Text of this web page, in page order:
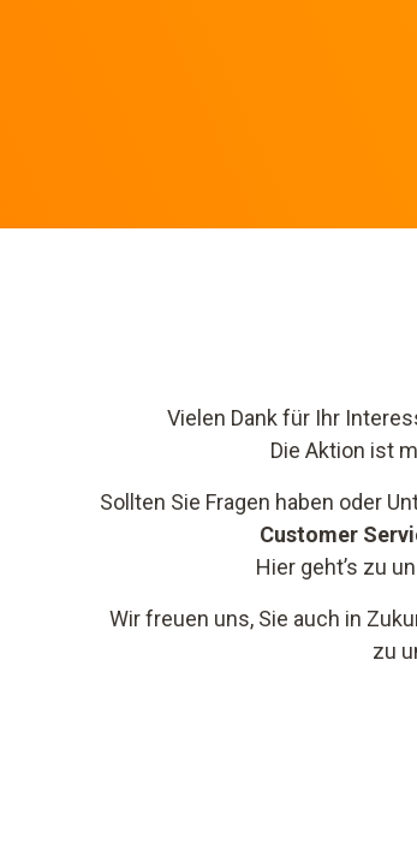
Vielen Dank für Ihr
Die Aktion ist
Sollten Sie Fragen haben oder
Customer
Hier geht’s zu
Wir freuen uns, Sie auch in
zu